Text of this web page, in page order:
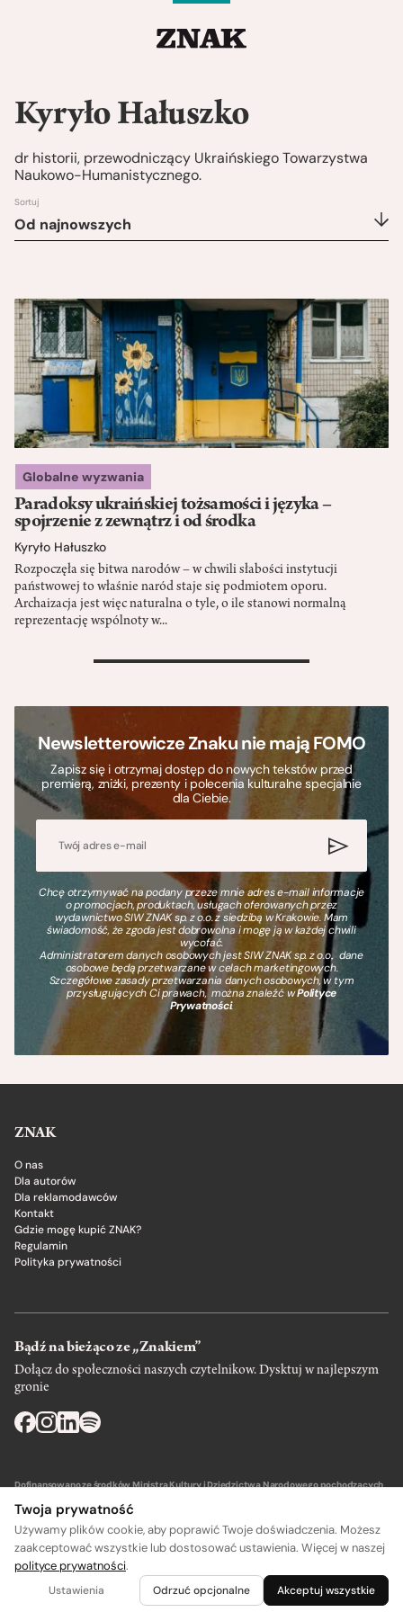
Kyryło Hałuszko
dr historii, przewodniczący Ukraińskiego Towarzystwa
Naukowo-Humanistycznego.
Sortuj
Od najnowszych
Globalne wyzwania
Paradoksy ukraińskiej tożsamości i języka –
spojrzenie z zewnątrz i od środka
Kyryło Hałuszko
Rozpoczęła się bitwa narodów – w chwili słabości instytucji
państwowej to właśnie naród staje się podmiotem oporu.
Archaizacja jest więc naturalna o tyle, o ile stanowi normalną
reprezentację wspólnoty w...
>
Newsletterowicze Znaku nie mają FOMO
Zapisz się i otrzymaj dostęp do nowych tekstów przed
premierą, zniżki, prezenty i polecenia kulturalne specjalnie
dla Ciebie.
Chcę otrzymywać na podany przeze mnie adres e-mail informacje
o promocjach, produktach, usługach oferowanych przez
wydawnictwo SIW ZNAK sp. z o.o. z siedzibą w Krakowie. Mam
świadomość, że zgoda jest dobrowolna i mogę ją w każdej chwili
wycofać.
Administratorem danych osobowych jest SIW ZNAK sp. z o.o., dane
osobowe będą przetwarzane w celach marketingowych.
Szczegółowe zasady przetwarzania danych osobowych, w tym
przysługujących Ci prawach, można znaleźć wPolityce
Prywatności.
ZNAK
O nas
Dla autorów
Dla reklamodawców
Kontakt
Gdzie mogę kupić ZNAK?
Regulamin
Polityka prywatności
Bądź na bieżąco ze „Znakiem”
Dołącz do społeczności naszych czytelnikow. Dysktuj w najlepszym
gronie
Dofinansowano ze środków Ministra Kultury i Dziedzictwa Narodowego pochodzących
Wydawca: SIW Znak w Krakowie
Twoja prywatność
Używamy plików cookie, aby poprawić Twoje doświadczenia. Możesz
zaakceptować wszystkie lub dostosować ustawienia. Więcej w naszej
polityce prywatności.
Ustawienia Odrzuć opcjonalne Akceptuj wszystkie